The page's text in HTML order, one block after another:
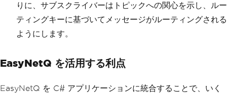
りに、サブスクライバーはトピックへの関心を示し、ルー
ティングキーに基づいてメッセージがルーティングされる
ようにします。
EasyNetQ を活用する利点
EasyNetQ を C# アプリケーションに統合することで、いく